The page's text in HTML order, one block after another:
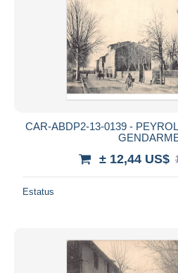
CAR-ABDP2-13-0139 -
± 12,44 US$
Estatus